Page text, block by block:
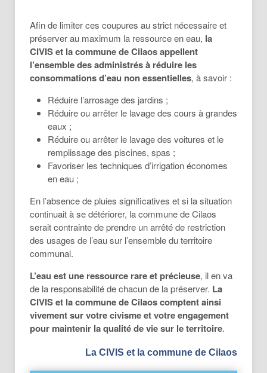
Afin de limiter ces coupures au strict nécessaire et
préserver au maximum la ressource en eau, la
CIVIS et la commune de Cilaos appellent
l’ensemble des administrés à réduire les
consommations d’eau non essentielles, à savoir :
Réduire l’arrosage des jardins ;
Réduire ou arrêter le lavage des cours à grandes
eaux ;
Réduire ou arrêter le lavage des voitures et le
remplissage des piscines, spas ;
Favoriser les techniques d’irrigation économes
en eau ;
En l’absence de pluies significatives et si la situation
continuait à se détériorer, la commune de Cilaos
serait contrainte de prendre un arrêté de restriction
des usages de l’eau sur l’ensemble du territoire
communal.
L’eau estune ressource rareetprécieuse, il en va
de la responsabilité de chacun de la préserver. La
CIVIS et la commune de Cilaos comptent ainsi
vivement sur votre civisme et votre engagement
pour maintenir la qualité de vie sur le territoire.
La CIVIS et la commune de Cilaos